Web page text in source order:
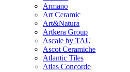
Armano
Art Ceramic
Art&Natura
Artkera Group
Ascale by TAU
Ascot Ceramiche
Atlantic Tiles
Atlas Concorde